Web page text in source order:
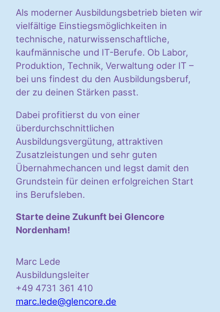
Als moderner Ausbildungsbetrieb bieten wir
vielfältige Einstiegsmöglichkeiten in
technische, naturwissenschaftliche,
kaufmännische und IT-Berufe. Ob Labor,
Produktion, Technik, Verwaltung oder IT –
bei uns findest du den Ausbildungsberuf,
der zu deinen Stärken passt.
Dabei profitierst du von einer
überdurchschnittlichen
Ausbildungsvergütung, attraktiven
Zusatzleistungen und sehr guten
Übernahmechancen und legst damit den
Grundstein für deinen erfolgreichen Start
ins Berufsleben.
Starte deine Zukunft bei Glencore
Nordenham!
Marc Lede
Ausbildungsleiter
+49 4731 361 410
marc.lede@glencore.de